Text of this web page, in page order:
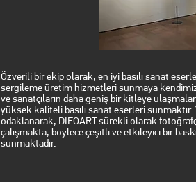
Özverili bir ekip olarak, en iyi basılı sanat
sergileme üretim hizmetleri sunmaya kendimizi
ve sanatçıların daha geniş bir kitleye
yüksek kaliteli basılı sanat eserleri sunmaktır.
odaklanarak, DIFOART sürekli olarak
çalışmakta, böylece çeşitli ve etkileyici bir
sunmaktadır.